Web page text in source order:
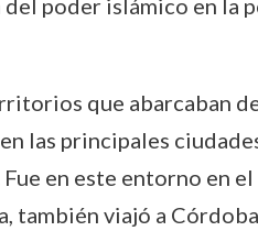
poder islámico en la
que abarcaban
las principales
en este entorno en
también viajó a